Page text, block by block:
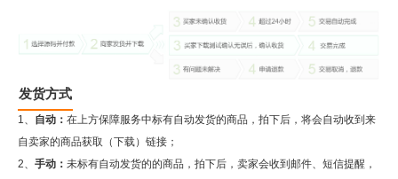
发货方式
1、 自动： 在上方保障服务中标有自动发货的商品，拍下后，将会自动收到来
自卖家的商品获取（下载）链接；
2、 手动： 未标有自动发货的的商品，拍下后，卖家会收到邮件、短信提醒，